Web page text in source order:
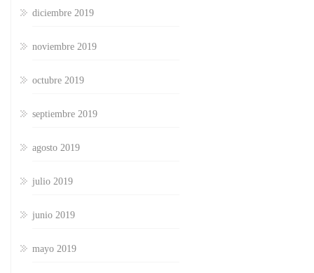
diciembre 2019
noviembre 2019
octubre 2019
septiembre 2019
agosto 2019
julio 2019
junio 2019
mayo 2019